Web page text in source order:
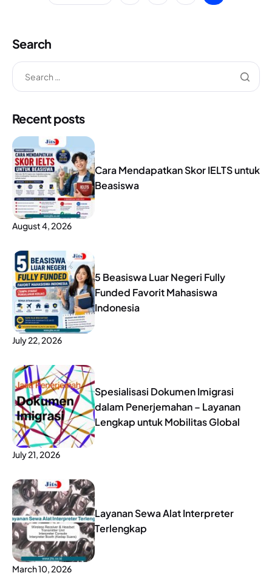
Search
Recent posts
Cara Mendapatkan Skor IELTS untuk
Beasiswa
August 4, 2026
5 Beasiswa Luar Negeri Fully
Funded Favorit Mahasiswa
Indonesia
July 22, 2026
Spesialisasi Dokumen Imigrasi
dalam Penerjemahan – Layanan
Lengkap untuk Mobilitas Global
July 21, 2026
Layanan Sewa Alat Interpreter
Terlengkap
March 10, 2026